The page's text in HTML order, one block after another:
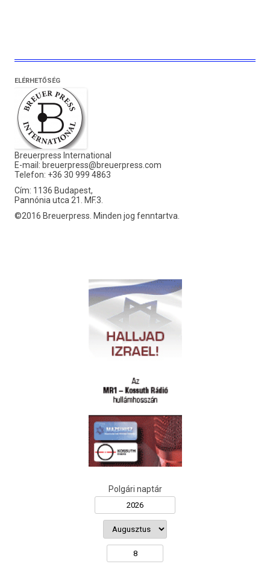
ELÉRHETŐSÉG
Breuerpress International
E-mail: breuerpress@breuerpress.com
Telefon: +36 30 999 4863
Cím: 1136 Budapest,
Pannónia utca 21. MF.3.
©2016 Breuerpress. Minden jog fenntartva.
Polgári naptár